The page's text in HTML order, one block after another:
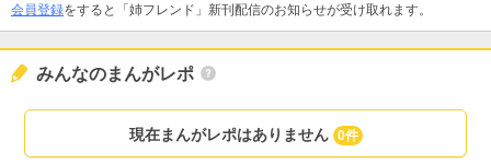
会員登録をすると「姉フレンド」新刊配信のお知らせが受け取れます。
みんなのまんがレポ
現在まんがレポはありません 0件